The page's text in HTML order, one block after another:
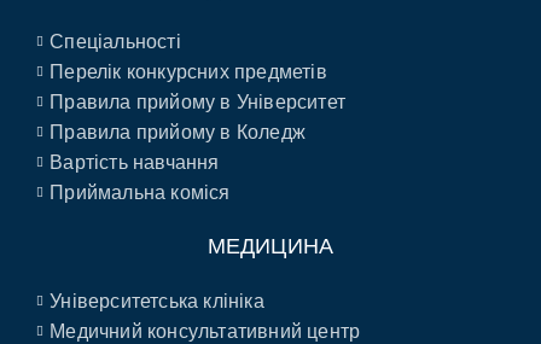
Спеціальності
Перелік конкурсних предметів
Правила прийому в Університет
Правила прийому в Коледж
Вартість навчання
Приймальна коміся
МЕДИЦИНА
Університетська клініка
Медичний консультативний центр